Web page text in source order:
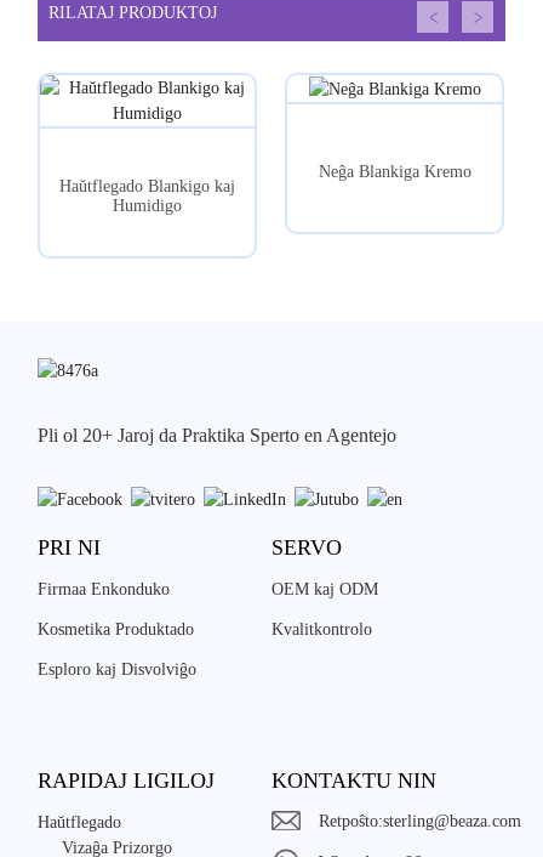
RILATAJ PRODUKTOJ
Haŭtflegado Blankigo kaj
Humidigo
Neĝa Blankiga Kremo
Pli ol 20+ Jaroj da Praktika Sperto en Agentejo
PRI NI
Firmaa Enkonduko
Kosmetika Produktado
Esploro kaj Disvolviĝo
SERVO
OEM kaj ODM
Kvalitkontrolo
RAPIDAJ LIGILOJ
Haŭtflegado
Vizaĝa Prizorgo
KONTAKTU NIN
Retpoŝto:sterling@beaza.com